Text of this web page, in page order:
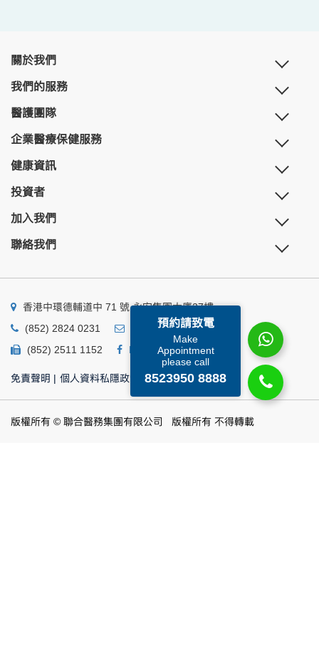
預約請致電
Make
Appointment
please call
8523950 8888
關於我們
我們的服務
醫護團隊
企業醫療保健服務
健康資訊
投資者
加入我們
聯絡我們
香港中環德輔道中 71 號 永安集團大廈27樓
(852) 2824 0231
business@ump.com.hk
(852) 2511 1152
Facebook Linkedin
免責聲明 | 個人資料私隱政策 | 個人資料收集聲明
版權所有 © 聯合醫務集團有限公司 版權所有 不得轉載